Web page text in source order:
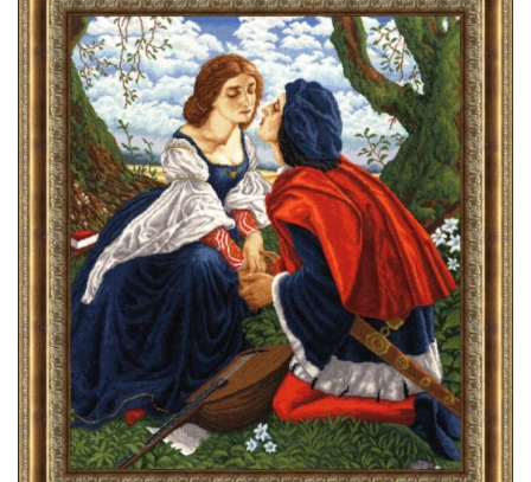
1/2
Изображения и цвет представленного товара могут незначительно
отличаться от оригинала продукции, взависимости от разрешения и